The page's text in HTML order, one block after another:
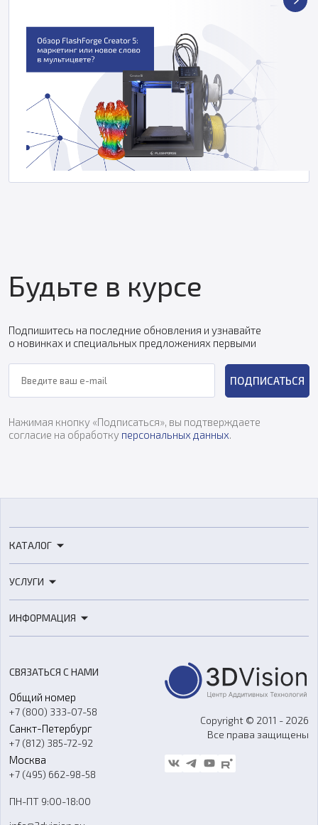
Будьте в курсе
Подпишитесь на последние обновления и узнавайте
о новинках и специальных предложениях первыми
ПОДПИСАТЬСЯ
Нажимая кнопку «Подписаться», вы подтверждаете
согласие на обработку персональных данных.
КАТАЛОГ
3D-сканеры
Расходные материалы
Оборудование и материалы для вакуумного литья
Аксессуары и прочее оборудование
Программное обеспечение
УСЛУГИ
3D-моделирование
Ремонт и услуги
ИНФОРМАЦИЯ
О компании
Контакты
Гос. закупки
Стать дилером
Блог
СВЯЗАТЬСЯ С НАМИ
Общий номер
+7 (800) 333-07-58
Санкт-Петербург
+7 (812) 385-72-92
Москва
+7 (495) 662-98-58
ПН-ПТ 9:00-18:00
Copyright © 2011 - 2026
Все права защищены